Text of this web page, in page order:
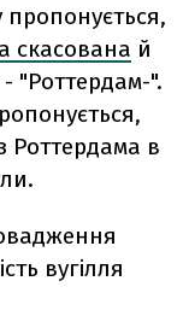
скасована й
"Роттердам-".
Роттердама в
вугілля